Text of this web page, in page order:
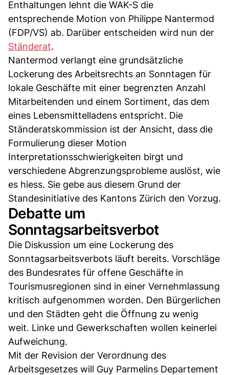
Enthaltungen lehnt die WAK-S die
entsprechende Motion von Philippe Nantermod
(FDP/VS) ab. Darüber entscheiden wird nun der
Ständerat.
Nantermod verlangt eine grundsätzliche
Lockerung des Arbeitsrechts an Sonntagen für
lokale Geschäfte mit einer begrenzten Anzahl
Mitarbeitenden und einem Sortiment, das dem
eines Lebensmittelladens entspricht. Die
Ständeratskommission ist der Ansicht, dass die
Formulierung dieser Motion
Interpretationsschwierigkeiten birgt und
verschiedene Abgrenzungsprobleme auslöst, wie
es hiess. Sie gebe aus diesem Grund der
Standesinitiative des Kantons Zürich den Vorzug.
Debatte um
Sonntagsarbeitsverbot
Die Diskussion um eine Lockerung des
Sonntagsarbeitsverbots läuft bereits. Vorschläge
des Bundesrates für offene Geschäfte in
Tourismusregionen sind in einer Vernehmlassung
kritisch aufgenommen worden. Den Bürgerlichen
und den Städten geht die Öffnung zu wenig
weit. Linke und Gewerkschaften wollen keinerlei
Aufweichung.
Mit der Revision der Verordnung des
Arbeitsgesetzes will Guy Parmelins Departement